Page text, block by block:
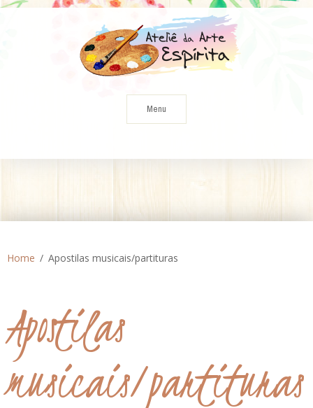
Skip
Menu
Home Apostilas musicais/partituras
Apostilas
musicais/partituras